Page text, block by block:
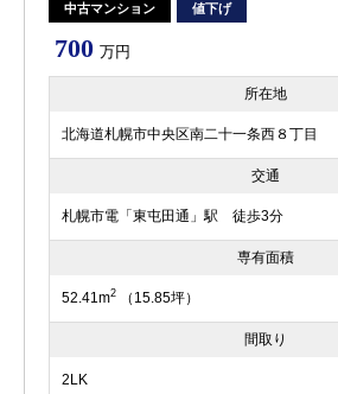
中古マンション 値下げ
700 万円
所在地
北海道札幌市中央区南二十一条西８丁目
交通
札幌市電「東屯田通」駅 徒歩3分
専有面積
52.41m2 （15.85坪）
間取り
2LK